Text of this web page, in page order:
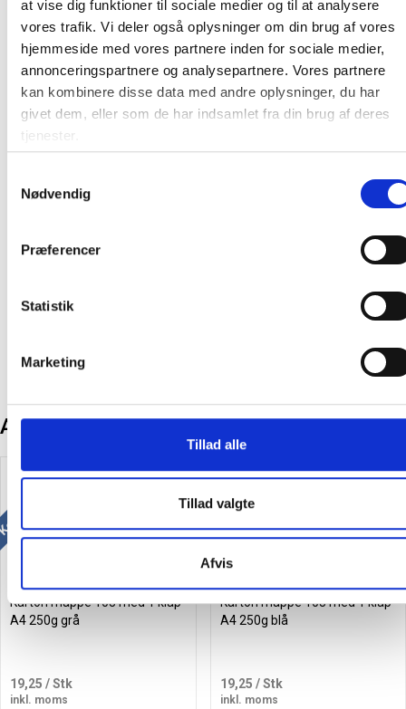
at vise dig funktioner til sociale medier og til at analysere
vores trafik. Vi deler også oplysninger om din brug af vores
hjemmeside med vores partnere inden for sociale medier,
annonceringspartnere og analysepartnere. Vores partnere
kan kombinere disse data med andre oplysninger, du har
givet dem, eller som de har indsamlet fra din brug af deres
tjenester.
Nødvendig
Præferencer
Statistik
Marketing
Tillad alle
Tillad valgte
Afvis
Egenskaber og fordele
Udviklet til blækprintere
90 g/m² coated papir
Klare farver i fotokvalitet
Gratis software til design og print tilgængelig
Producent:
Andre kunder købte også
mere og spar
Karton mappe 103 med 1 klap
A4 250g grå
19,25 / Stk
inkl. moms
Køb mere og spar
Karton mappe 103 med 1 klap
A4 250g blå
19,25 / Stk
inkl. moms